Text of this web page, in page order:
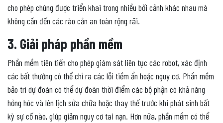
cho phép chúng được triển khai trong nhiều bối cảnh khác nhau mà
không cần đến các rào cản an toàn rộng rãi.
3. Giải pháp phần mềm
Phần mềm tiên tiến cho phép giám sát liên tục các robot, xác định
các bất thường có thể chỉ ra các lỗi tiềm ẩn hoặc nguy cơ. Phần mềm
bảo trì dự đoán có thể dự đoán thời điểm các bộ phận có khả năng
hỏng hóc và lên lịch sửa chữa hoặc thay thế trước khi phát sinh bất
kỳ sự cố nào, giúp giảm nguy cơ tai nạn. Hơn nữa, phần mềm có thể